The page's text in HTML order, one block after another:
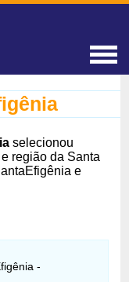
selecionou
e região da Santa
e
-